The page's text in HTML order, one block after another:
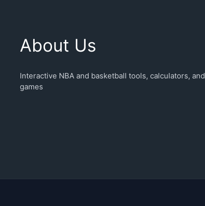
About Us
Interactive NBA and basketball tools, calculators, and
games